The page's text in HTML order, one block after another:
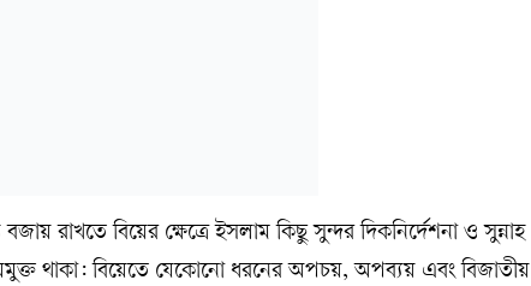
রাখতে বিয়ের ক্ষেত্রে ইসলাম কিছু সুন্দর দিকনির্দেশনা ও সুন্নাহ
থাকা: বিয়েতে যেকোনো ধরনের অপচয়, অপব্যয় এবং বিজাতীয়